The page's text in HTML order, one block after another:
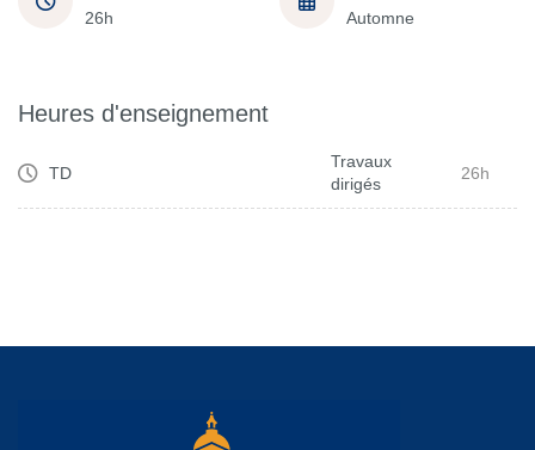
26h
Automne
Heures d'enseignement
TD
Travaux
dirigés
26h